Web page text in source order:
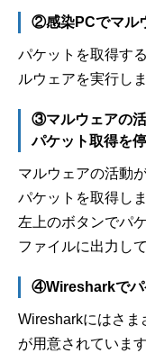
②感染PCでマル
パケットを取得す
ルウェアを実行しま
③マルウェアの
パケット取得を
マルウェアの活動
パケットを取得し
左上のボタンでパ
ファイルに出力し
④Wiresharkでパ
Wiresharkにはさま
が用意されていま